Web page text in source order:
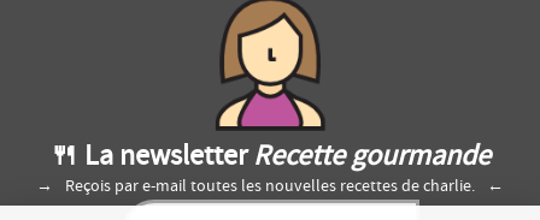
🍴 La newsletter Recette gourmande
Reçois par e-mail toutes les nouvelles recettes de charlie.